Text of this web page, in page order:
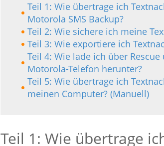
Teil 1: Wie übertrage ich
Motorola SMS Backup?
Teil 2: Wie sichere ich meine
Teil 3: Wie exportiere ich
Teil 4: Wie lade ich über
Motorola-Telefon herunter?
Teil 5: Wie übertrage ich
meinen Computer? (Manuell)
Teil 1: Wie übertrage